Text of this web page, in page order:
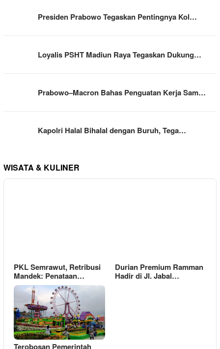
Presiden Prabowo Tegaskan Pentingnya Kol…
Loyalis PSHT Madiun Raya Tegaskan Dukung…
Prabowo–Macron Bahas Penguatan Kerja Sam…
Kapolri Halal Bihalal dengan Buruh, Tega…
WISATA & KULINER
PKL Semrawut, Retribusi
Mandek: Penataan…
Durian Premium Ramman
Hadir di Jl. Jabal…
Terobosan Pemerintah